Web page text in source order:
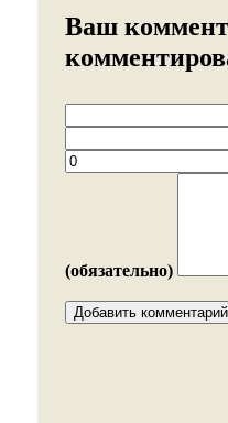
Ваш
(обязательно)